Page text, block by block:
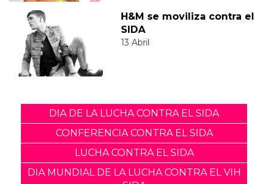
H&M se moviliza contra el
SIDA
13 Abril
DIA DE LA LUCHA CONTRA EL SIDA
CONFERENCIA CONTRA EL SIDA
LUCHA CONTRA EL SIDA
DIA MUNDIAL DE LA LUCHA CONTRA EL VIH